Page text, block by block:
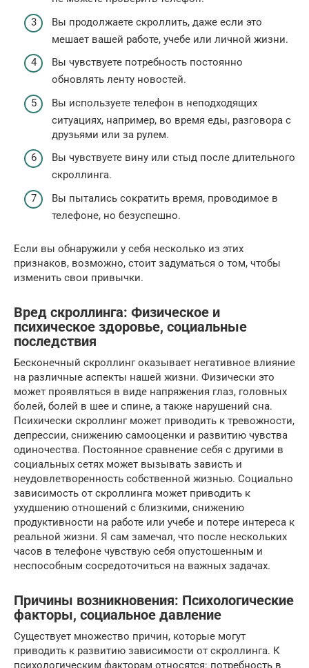
Вы продолжаете скроллить, даже если это
мешает вашей работе, учебе или личной жизни.
Вы чувствуете потребность постоянно
обновлять ленту новостей.
Вы используете телефон в неподходящих
ситуациях, например, во время еды, разговора с
друзьями или за рулем.
Вы чувствуете вину или стыд после длительного
скроллинга.
Вы пытались сократить время, проводимое в
телефоне, но безуспешно.
Если вы обнаружили у себя несколько из этих
признаков, возможно, стоит задуматься о том, чтобы
изменить свои привычки.
Вред скроллинга: Физическое и
психическое здоровье, социальные
последствия
Бесконечный скроллинг оказывает негативное влияние
на различные аспекты нашей жизни. Физически это
может проявляться в виде напряжения глаз, головных
болей, болей в шее и спине, а также нарушений сна.
Психически скроллинг может приводить к тревожности,
депрессии, снижению самооценки и развитию чувства
одиночества. Постоянное сравнение себя с другими в
социальных сетях может вызывать зависть и
неудовлетворенность собственной жизнью. Социально
зависимость от скроллинга может приводить к
ухудшению отношений с близкими, снижению
продуктивности на работе или учебе и потере интереса к
реальной жизни. Я сам замечал, что после нескольких
часов в телефоне чувствую себя опустошенным и
неспособным сосредоточиться на важных задачах.
Причины возникновения: Психологические
факторы, социальное давление
Существует множество причин, которые могут
приводить к развитию зависимости от скроллинга. К
психологическим факторам относятся: потребность в